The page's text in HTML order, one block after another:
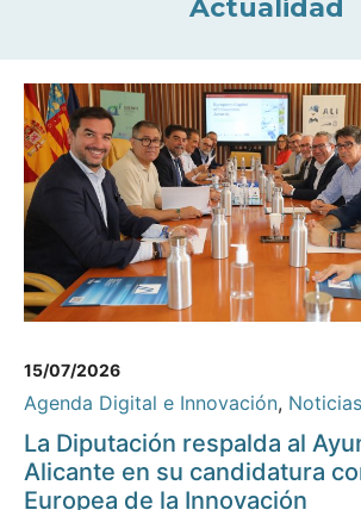
Actualidad
15/07/2026
Agenda Digital e Innovación, Noticias
La Diputación respalda al
Alicante en su candidatura
Europea de la Innovación